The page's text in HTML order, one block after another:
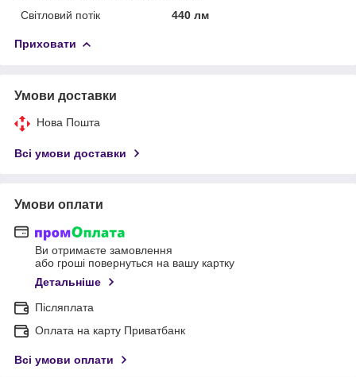
Світловий потік
440 лм
Приховати
Умови доставки
Нова Пошта
Всі умови доставки
Умови оплати
Ви отримаєте замовлення
або гроші повернуться на вашу картку
Детальніше
Післяплата
Оплата на карту Приватбанк
Всі умови оплати